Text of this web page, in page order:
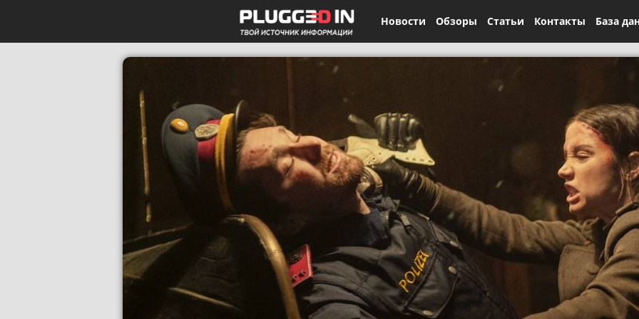
Новости Обзоры Статьи Контакты База